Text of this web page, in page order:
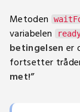
Metoden
variabelen
betingelsen er
fortsetter
met!”